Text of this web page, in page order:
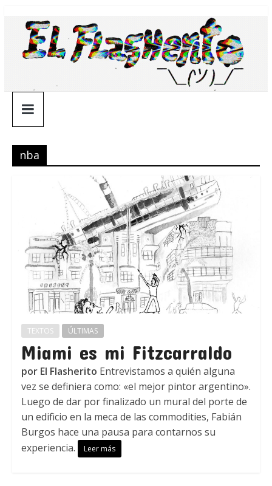
contenido
¯\_(ツ)_/
¯
nba
TEXTOS ÚLTIMAS
Miami es mi Fitzcarraldo
por El Flasherito Entrevistamos a quién alguna
vez se definiera como: «el mejor pintor argentino».
Luego de dar por finalizado un mural del porte de
un edificio en la meca de las commodities, Fabián
Burgos hace una pausa para contarnos su
experiencia.
Leer más